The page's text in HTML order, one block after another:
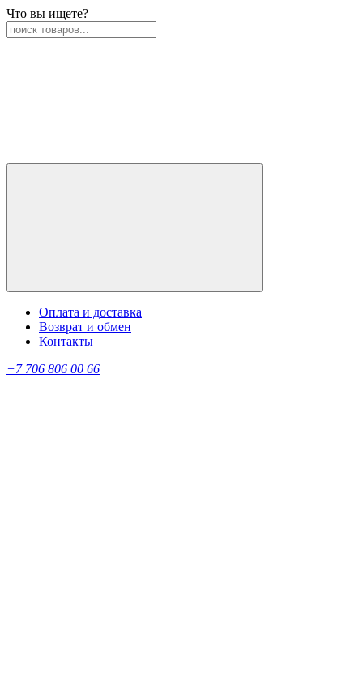
Что вы ищете?
Оплата и доставка
Возврат и обмен
Контакты
+7 706 806 00 66